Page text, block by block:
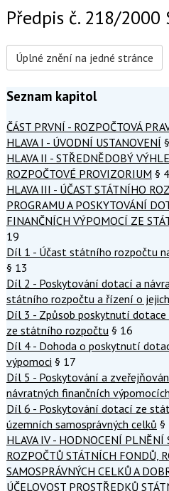
Předpis č. 218/2000
Úplné znění na jedné stránce
Seznam kapitol
ČÁST PRVNÍ - ROZPOČTOVÁ
HLAVA I - ÚVODNÍ USTANOVENÍ
HLAVA II - STŘEDNĚDOBÝ
ROZPOČTOVÉ PROVIZORIUM §
HLAVA III - ÚČAST STÁTNÍHO
PROGRAMU A POSKYTOVÁNÍ
FINANČNÍCH VÝPOMOCÍ ZE
19
Díl 1 - Účast státního rozpočtu
§ 13
Díl 2 - Poskytování dotací a
státního rozpočtu a řízení o
Díl 3 - Způsob poskytnutí
ze státního rozpočtu § 16
Díl 4 - Dohoda o poskytnutí
výpomoci § 17
Díl 5 - Poskytování a
návratných finančních výpomocích
Díl 6 - Poskytování dotací ze
územních samosprávných celků §
HLAVA IV - HODNOCENÍ PLNĚNÍ
ROZPOČTŮ STÁTNÍCH FONDŮ,
SAMOSPRÁVNÝCH CELKŮ A
ÚČELOVOST PROSTŘEDKŮ